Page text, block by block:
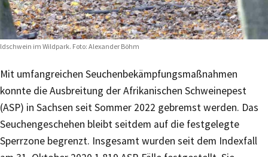
im Wildpark. Foto: Alexander Böhm
Mit umfangreichen Seuchenbekämpfungsmaßnahmen
konnte die Ausbreitung der Afrikanischen Schweinepest
(ASP) in Sachsen seit Sommer 2022 gebremst werden. Das
Seuchengeschehen bleibt seitdem auf die festgelegte
Sperrzone begrenzt. Insgesamt wurden seit dem Indexfall